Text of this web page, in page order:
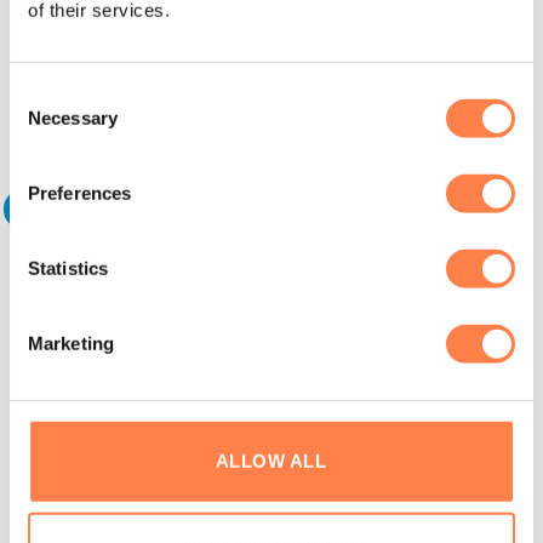
of their services.
Selection
Necessary
Preferences
Statistics
Marketing
ALLOW ALL
Bekijk zehier!
Andere suggesties…